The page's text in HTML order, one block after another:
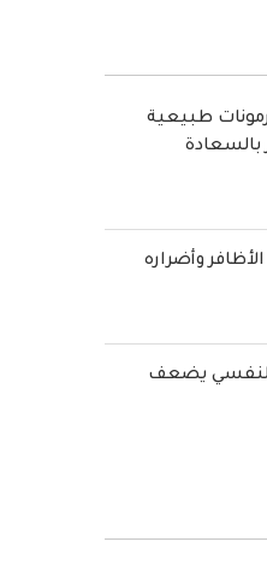
طبيعية
وأضراره
يضعف